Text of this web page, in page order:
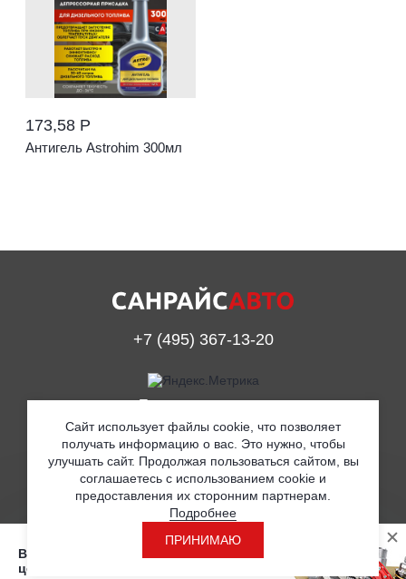
173,58 Р
Антигель Astrohim 300мл
Вы находитесь на странице с розничными
ценами
+7 (495) 367-13-20
Принимаем к оплате
© ООО «Санрайс Авто» 2019
Согласие на обработку персональных данных
Политика в отношении обработки персональных данных
Сайт использует файлы cookie, что позволяет
получать информацию о вас. Это нужно, чтобы
улучшать сайт. Продолжая пользоваться сайтом, вы
соглашаетесь с использованием cookie и
предоставления их сторонним партнерам.
Подробнее
ПРИНИМАЮ